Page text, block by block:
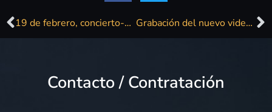
19 de febrero, concierto-premiere de «Barrio La Paz Actos 2 & 3» Grabación del nuevo videoclip
Contacto / Contratación